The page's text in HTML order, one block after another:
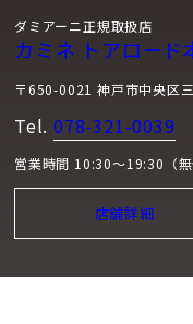
ダミアーニ正規取扱店
カミネ トアロード
〒650-0021 神戸市中央区
Tel. 078-321-0039
営業時間 10:30～19:30（無
店舗詳細